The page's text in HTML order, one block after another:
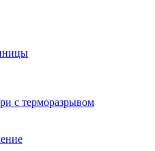
с терморазрывом